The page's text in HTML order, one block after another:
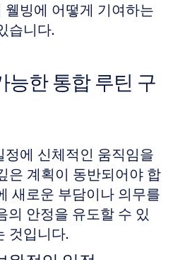
빙에 어떻게 기여하는
습니다.
능한 통합 루틴 구
에 신체적인 움직임을
은 계획이 동반되어야 합
새로운 부담이나 의무를
의 안정을 유도할 수 있
것입니다.